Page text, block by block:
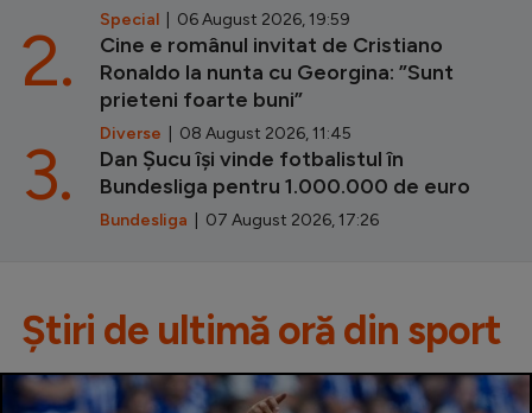
Special | 06 August 2026, 19:59
Cine e românul invitat de Cristiano
Ronaldo la nunta cu Georgina: ”Sunt
prieteni foarte buni”
Diverse | 08 August 2026, 11:45
2.
Dan Șucu își vinde fotbalistul în
Bundesliga pentru 1.000.000 de euro
Bundesliga | 07 August 2026, 17:26
3.
Știri de ultimă oră din sport